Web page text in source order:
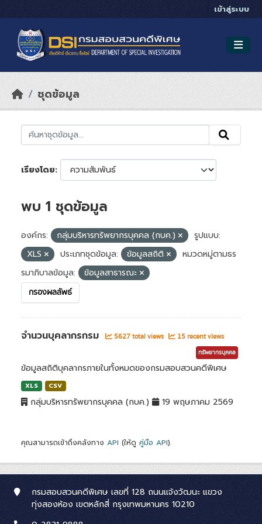
เข้าสู่ระบบ
ชุดข้อมูล
เรียงโดย
พบ 1 ชุดข้อมูล
องค์กร: กลุ่มบริหารทรัพยากรบุคคล (กบค.)
รูปแบบ:
XLS
ประเภทชุดข้อมูล: ข้อมูลสถิติ
หมวดหมู่ตามธร
รมาภิบาลข้อมูล:
ข้อมูลสาธารณะ
กรองผลลัพธ์
จำนวนบุคลากรกรม 5627 total views 15 recent views
ทรัพยากรบุคคล
ข้อมูลสถิติบุคลากรภายในทั้งหมดของกรมสอบสวนคดีพิเศษ
XLS CSV
กลุ่มบริหารทรัพยากรบุคคล (กบค.) 19 พฤษภาคม 2569
คุณสามารถเข้าถึงคลังทาง API (ให้ดู คู่มือ API).
กรมสอบสวนคดีพิเศษ เลขที่ 128 ถนนแจ้งวัฒนะ แขวง
ทุ่งสองห้อง เขตหลักสี่ กรุงเทพมหานคร 10210